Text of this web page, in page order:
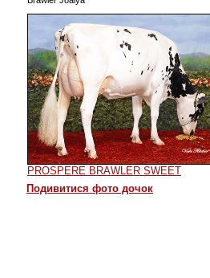
PROSPERE BRAWLER SWEET
Подивитися фото дочок